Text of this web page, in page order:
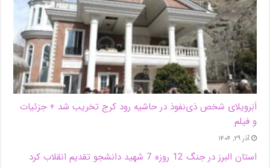
اَبَر‌ویلای شخص ذی‌نفوذ در حاشیه‌ رود کرج تخریب شد + جزئیات
و فیلم
آذر ۲۹, ۱۴۰۴
استان البرز در جنگ 12 روزه 7 شهید دانشجو تقدیم انقلاب کرد